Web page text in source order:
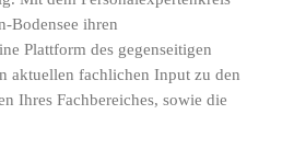
Bodensee ihren
Plattform des gegenseitigen
aktuellen fachlichen Input zu den
Ihres Fachbereiches, sowie die